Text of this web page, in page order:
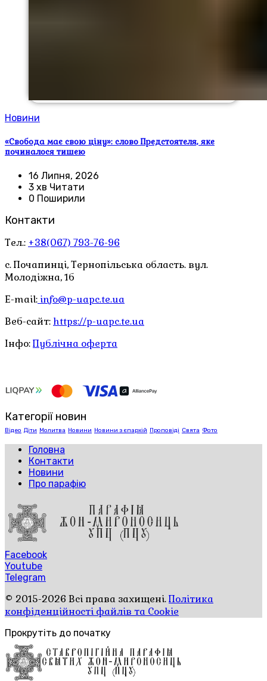
Новини
«Свобода має свою ціну»: слово Предстоятеля, яке
починалося тишею
16 Липня, 2026
3 хв Читати
0 Поширили
Контакти
Тел.: +38(067) 793-76-96
с. Почапинці, Тернопільська область. вул.
Молодіжна, 1б
E-mail: info@p-uapc.te.ua
Веб-сайт: https://p-uapc.te.ua
Інфо:Публічна оферта
Категорії новин
Відео Діти Молитва Новини Новини з єпархій Проповіді Свята Фото
Головна
Контакти
Новини
Про парафію
Facebook
Youtube
Telegram
© 2015-2026 Всі права захищені.Політика
конфіденційності файлів та Cookie
Прокрутіть до початку